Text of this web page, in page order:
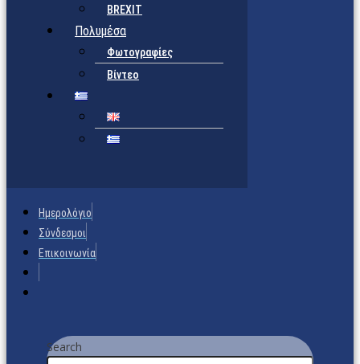
BREXIT
Πολυμέσα
Φωτογραφίες
Βίντεο
Ημερολόγιο
Σύνδεσμοι
Επικοινωνία
Search